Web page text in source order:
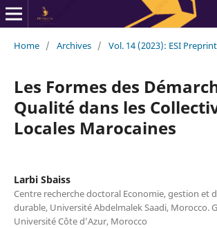
Home / Archives / Vol. 14 (2023): ESI
Les Formes des
Qualité dans les
Locales Marocaines
Larbi Sbaiss
Centre recherche doctoral Economie, gestion et
durable, Université Abdelmalek Saadi, Morocco.
Université Côte d’Azur, Morocco